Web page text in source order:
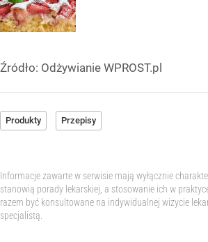
Źródło: Odżywianie WPROST.pl
Produkty Przepisy
Informacje zawarte w serwisie mają wyłącznie
stanowią porady lekarskiej, a stosowanie ich w
razem być konsultowane na indywidualnej wizycie
specjalistą.